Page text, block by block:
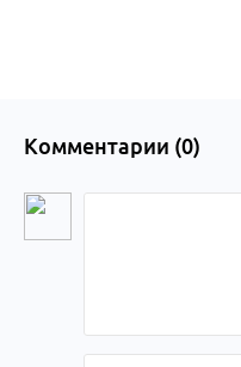
Комментарии (0)